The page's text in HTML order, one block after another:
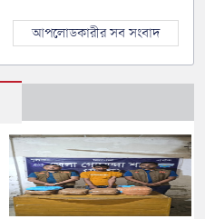
আপলোডকারীর সব সংবাদ